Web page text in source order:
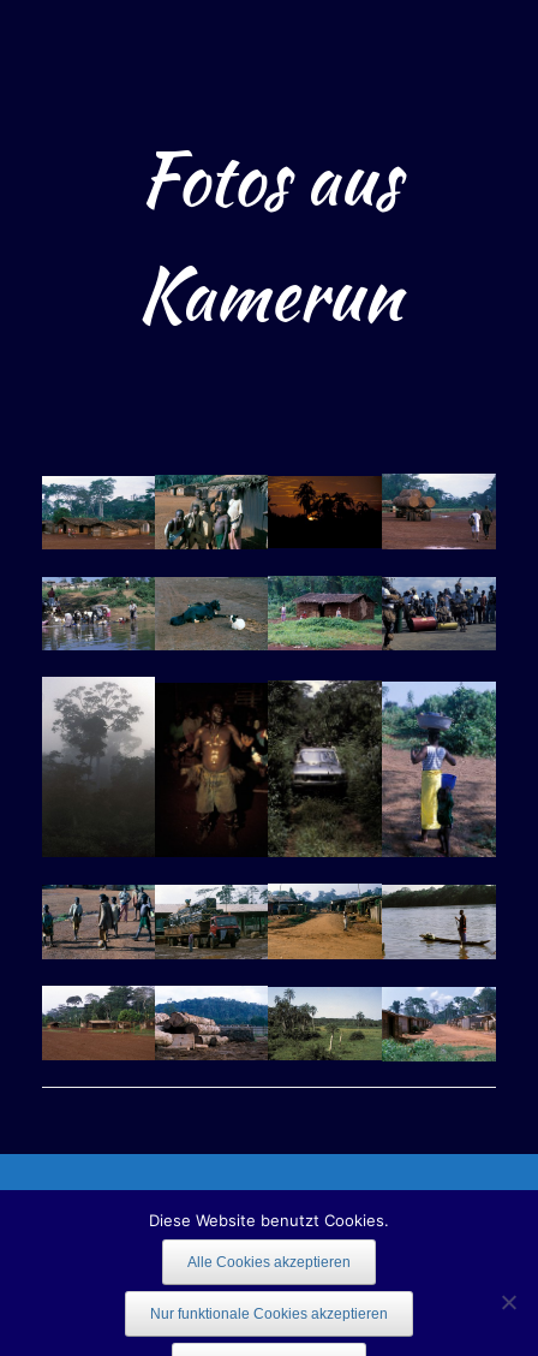
Fotos aus
Kamerun
Diese Website benutzt Cookies.
Alle Cookies akzeptieren
Nur funktionale Cookies akzeptieren